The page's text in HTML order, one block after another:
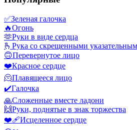
✅Зеленая галочка
🔥Огонь
🫶Руки в виде сердца
🫰 Рука со скрещенными
🙃Перевернутое лицо
❤️Красное сердце
🫠Плавящееся лицо
✔️Галочка
🙏Сложенные вместе ладони
🙌Руки, поднятые в знак торжества
❤️‍🩹Исцеленное сердце